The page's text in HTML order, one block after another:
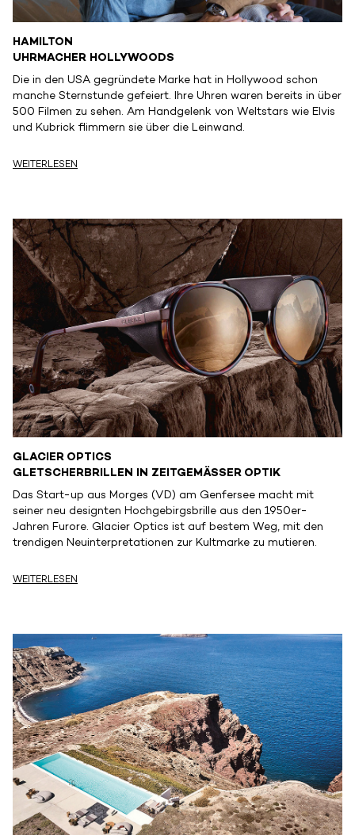
HAMILTON
UHRMACHER HOLLYWOODS
Die in den USA gegründete Marke hat in Hollywood schon
manche Sternstunde gefeiert. Ihre Uhren waren bereits in über
500 Filmen zu sehen. Am Handgelenk von Weltstars wie Elvis
und Kubrick flimmern sie über die Leinwand.
WEITERLESEN
GLACIER OPTICS
GLETSCHERBRILLEN IN ZEITGEMÄSSER OPTIK
Das Start-up aus Morges (VD) am Genfersee macht mit
seiner neu designten Hochgebirgsbrille aus den 1950er-
Jahren Furore. Glacier Optics ist auf bestem Weg, mit den
trendigen Neuinterpretationen zur Kultmarke zu mutieren.
WEITERLESEN